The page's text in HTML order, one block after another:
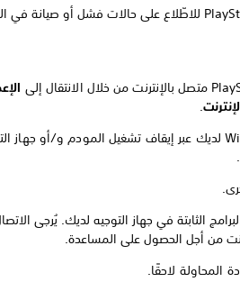
.
الثابتة في جهاز التوجيه لديك. يُرجى
من أجل الحصول على المساعدة.
المحاولة لاحقًا.